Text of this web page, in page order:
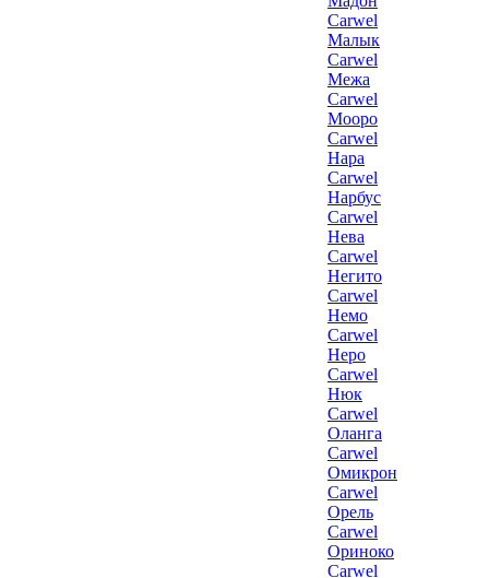
Carwel
Малык
Carwel
Межа
Carwel
Мооро
Carwel
Нара
Carwel
Нарбус
Carwel
Нева
Carwel
Негито
Carwel
Немо
Carwel
Неро
Carwel
Нюк
Carwel
Оланга
Carwel
Омикрон
Carwel
Орель
Carwel
Ориноко
Carwel